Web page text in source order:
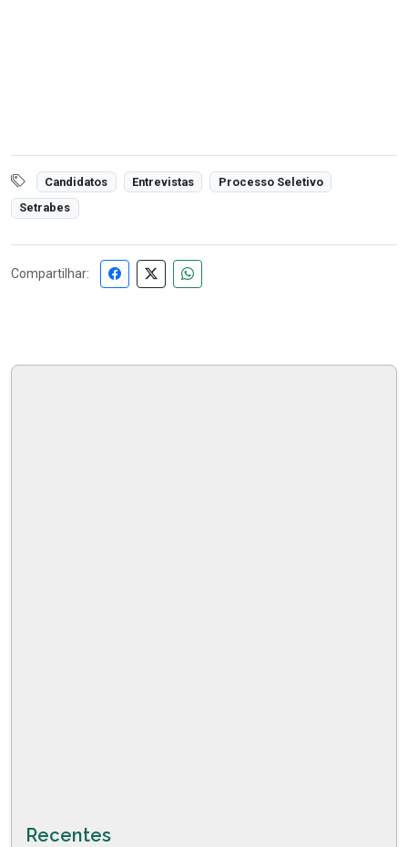
Candidatos Entrevistas
Processo Seletivo
Setrabes
Compartilhar:
Recentes